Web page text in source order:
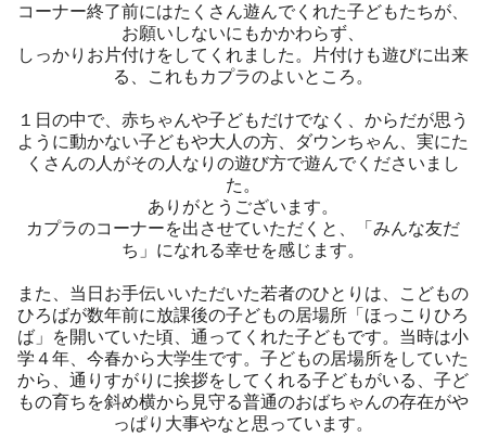
コーナー終了前にはたくさん遊んでくれた子どもたちが、
お願いしないにもかかわらず、
しっかりお片付けをしてくれました。片付けも遊びに出来
る、これもカプラのよいところ。
１日の中で、赤ちゃんや子どもだけでなく、からだが思う
ように動かない子どもや大人の方、ダウンちゃん、実にた
くさんの人がその人なりの遊び方で遊んでくださいまし
た。
ありがとうございます。
カプラのコーナーを出させていただくと、「みんな友だ
ち」になれる幸せを感じます。
また、当日お手伝いいただいた若者のひとりは、こどもの
ひろばが数年前に放課後の子どもの居場所「ほっこりひろ
ば」を開いていた頃、通ってくれた子どもです。当時は小
学４年、今春から大学生です。子どもの居場所をしていた
から、通りすがりに挨拶をしてくれる子どもがいる、子ど
もの育ちを斜め横から見守る普通のおばちゃんの存在がや
っぱり大事やなと思っています。